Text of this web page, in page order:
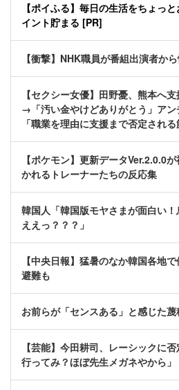
【ポイふる】毎日の生活をちょっ
イント貯まる [PR]
【衝撃】NHK職員が番組出演者か
【セクシー女優】田野憂、熊本へ
→「汚い金やけどありがとう」ア
「職業を理由に支援まで否定され
【ポケモン】更新データVer.2.0.0
かれるトレーナーたちの反応集
韓国人「韓国版モヤさまが面白い
ええっ？？？」
【中央日報】猛暑のなか韓国各地
避難も
お前らが「センスある」と感じた蔑
【芸能】今田耕司、レーシックに
行ってみ？ほぼ先生メガネやから」